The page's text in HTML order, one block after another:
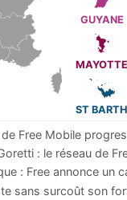
GUYANE
MAYOTTE
ST BARTH
de Free Mobile
: le réseau de
: Free annonce un
sans surcoût son